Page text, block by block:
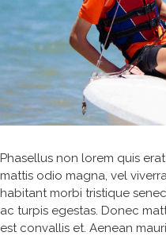
Phasellus non lorem quis
mattis odio magna, vel
habitant morbi tristique
ac turpis egestas. Donec
est convallis et. Aenean